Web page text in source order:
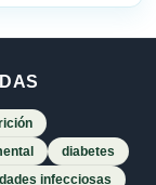
diabetes
infecciosas